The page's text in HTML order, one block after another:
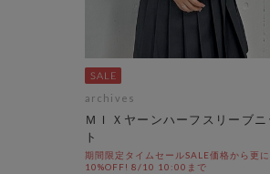
archives
ＭＩＸヤーンハーフスリーブニ
ト
期間限定タイムセールSALE価格から更に
10%OFF! 8/10 10:00まで